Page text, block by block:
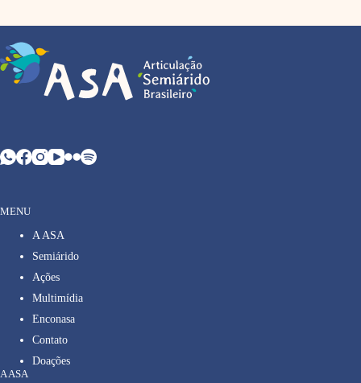
MENU
A ASA
Semiárido
Ações
Multimídia
Enconasa
Contato
Doações
A ASA